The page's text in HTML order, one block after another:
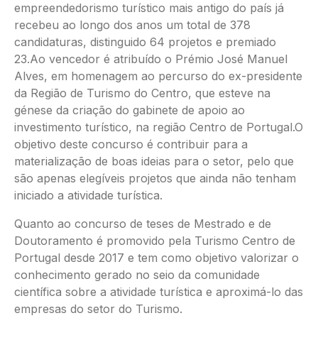
empreendedorismo turístico mais antigo do país já
recebeu ao longo dos anos um total de 378
candidaturas, distinguido 64 projetos e premiado
23.Ao vencedor é atribuído o Prémio José Manuel
Alves, em homenagem ao percurso do ex-presidente
da Região de Turismo do Centro, que esteve na
génese da criação do gabinete de apoio ao
investimento turístico, na região Centro de Portugal.O
objetivo deste concurso é contribuir para a
materialização de boas ideias para o setor, pelo que
são apenas elegíveis projetos que ainda não tenham
iniciado a atividade turística.
Quanto ao concurso de teses de Mestrado e de
Doutoramento é promovido pela Turismo Centro de
Portugal desde 2017 e tem como objetivo valorizar o
conhecimento gerado no seio da comunidade
científica sobre a atividade turística e aproximá-lo das
empresas do setor do Turismo.